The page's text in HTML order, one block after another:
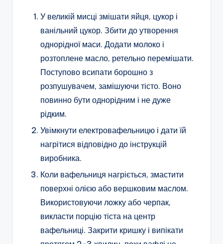
У великій мисці змішати яйця, цукор і
ванільний цукор. Збити до утворення
однорідної маси. Додати молоко і
розтоплене масло, ретельно перемішати.
Поступово всипати борошно з
розпушувачем, замішуючи тісто. Воно
повинно бути однорідним і не дуже
рідким.
Увімкнути електровафельницю і дати їй
нагрітися відповідно до інструкцій
виробника.
Коли вафельниця нагріється, змастити
поверхні олією або вершковим маслом.
Використовуючи ложку або черпак,
викласти порцію тіста на центр
вафельниці. Закрити кришку і випікати